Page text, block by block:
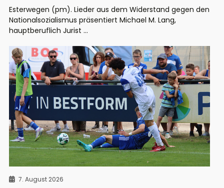
Esterwegen (pm). Lieder aus dem Widerstand gegen den
Nationalsozialismus präsentiert Michael M. Lang,
hauptberuflich Jurist ...
7. August 2026